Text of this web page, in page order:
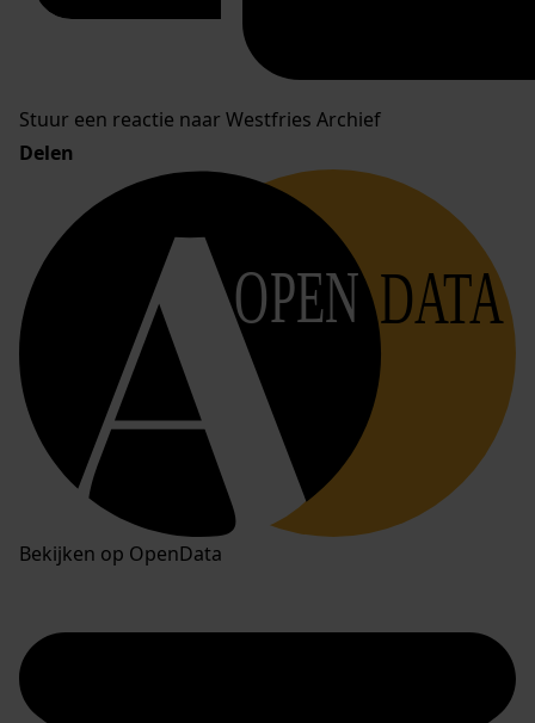
Stuur een reactie naar Westfries Archief
Delen
OPEN DATA
Bekijken op OpenData